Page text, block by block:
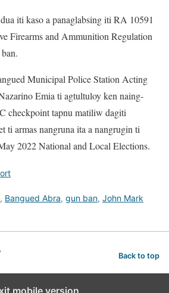
iti kaso a panaglabsing iti RA 10591
Firearms and Ammunition Regulation
Municipal Police Station Acting
Emia ti agtultuloy ken naing-
checkpoint tapnu matiliw dagiti
ti armas nangruna ita a nangrugin ti
2022 National and Local Elections.
, Bangued Abra, gun ban, John Mark
Back to top
mobile version